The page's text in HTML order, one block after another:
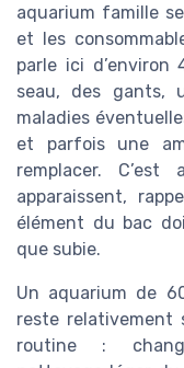
aquarium famille
et les
parle ici
seau, des gants,
maladies
et parfois une
remplacer.
apparaissent,
élément du bac
que subie.
Un aquarium de
reste relativement
routine :